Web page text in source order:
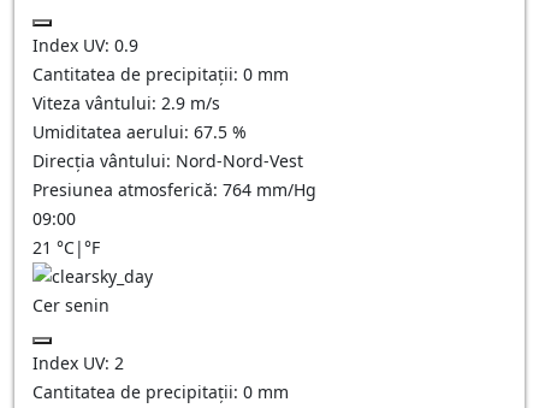
Index UV: 0.9
Cantitatea de precipitații: 0 mm
Viteza vântului: 2.9 m/s
Umiditatea aerului: 67.5 %
Direcția vântului: Nord-Nord-Vest
Presiunea atmosferică: 764 mm/Hg
09:00
21 °C|°F
Cer senin
Index UV: 2
Cantitatea de precipitații: 0 mm